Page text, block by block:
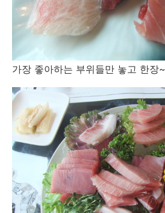
가장 좋아하는 부위들만 놓고 한장~